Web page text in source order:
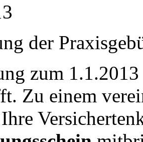
der
zum
Zu einem